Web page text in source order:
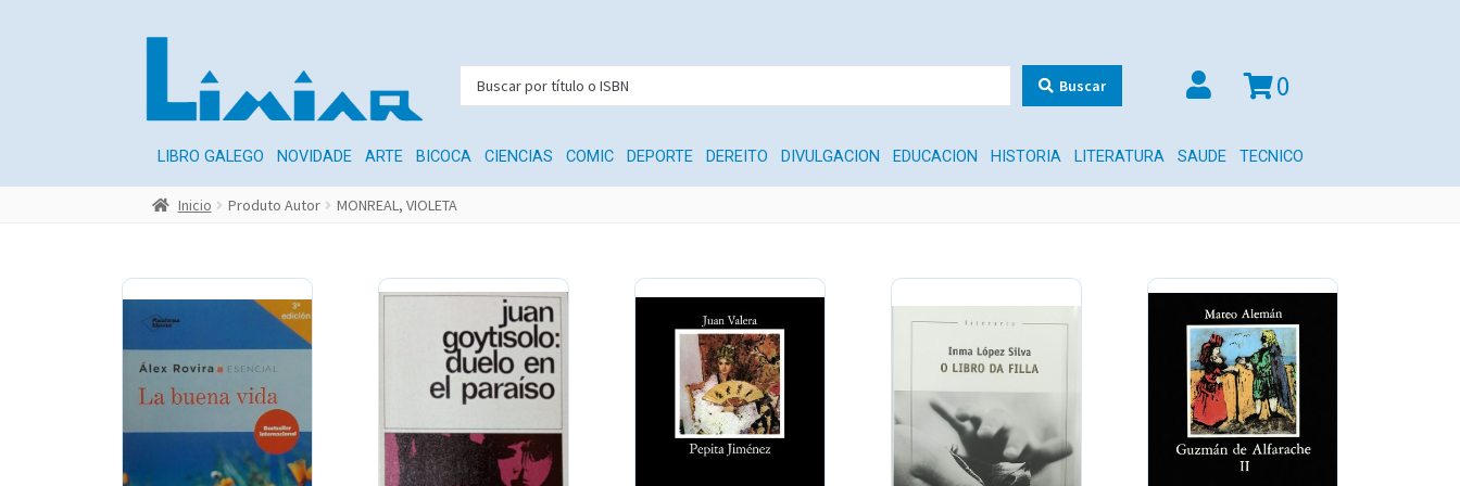
Buscar 0
LIBRO GALEGO NOVIDADE ARTE BICOCA CIENCIAS COMIC DEPORTE DEREITO DIVULGACION EDUCACION HISTORIA LITERATURA SAUDE TECNICO
Inicio Produto Autor MONREAL, VIOLETA